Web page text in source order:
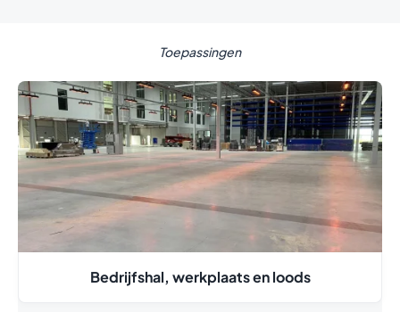
Toepassingen
Bedrijfshal, werkplaats en loods